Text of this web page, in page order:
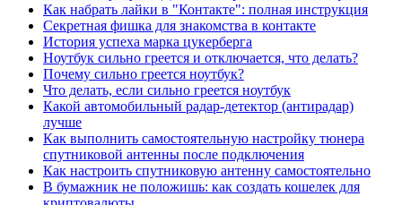
Как набрать лайки в "Контакте": полная инструкция
Секретная фишка для знакомства в контакте
История успеха марка цукерберга
Ноутбук сильно греется и отключается, что делать?
Почему сильно греется ноутбук?
Что делать, если сильно греется ноутбук
Какой автомобильный радар-детектор (антирадар)
лучше
Как выполнить самостоятельную настройку тюнера
спутниковой антенны после подключения
Как настроить спутниковую антенну самостоятельно
В бумажник не положишь: как создать кошелек для